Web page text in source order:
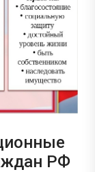
РФ